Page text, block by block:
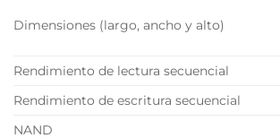
Dimensiones (largo, ancho y alto)
Rendimiento de lectura secuencial
Rendimiento de escritura secuencial
NAND